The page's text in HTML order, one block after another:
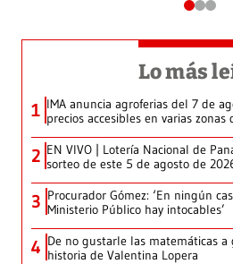
Lo más
1 IMA anuncia agroferias del 7 de
precios accesibles en varias zonas
2 EN VIVO | Lotería Nacional de
sorteo de este 5 de agosto de
3 Procurador Gómez: ‘En ningún
Ministerio Público hay intocables’
4 De no gustarle las matemáticas a
historia de Valentina Lopera